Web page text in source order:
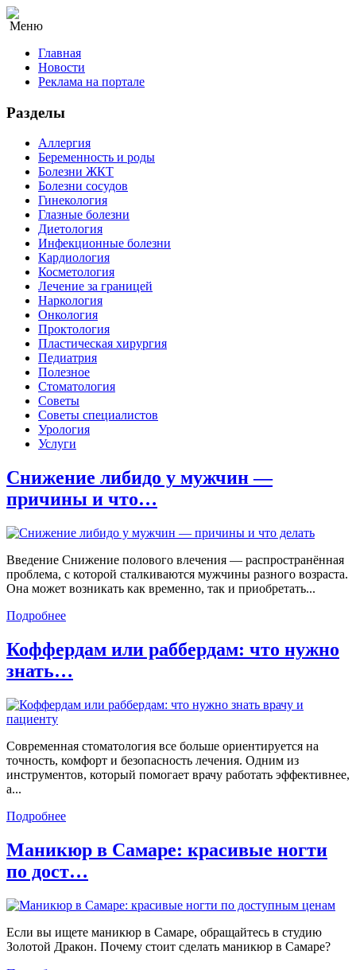
Меню
Главная
Новости
Реклама на портале
Разделы
Аллергия
Беременность и роды
Болезни ЖКТ
Болезни сосудов
Гинекология
Глазные болезни
Диетология
Инфекционные болезни
Кардиология
Косметология
Лечение за границей
Наркология
Онкология
Проктология
Пластическая хирургия
Педиатрия
Полезное
Стоматология
Советы
Советы специалистов
Урология
Услуги
Снижение либидо у мужчин —
причины и что…
Введение Снижение полового влечения — распространённая
проблема, с которой сталкиваются мужчины разного возраста.
Она может возникать как временно, так и приобретать...
Подробнее
Коффердам или раббердам: что нужно
знать…
Современная стоматология все больше ориентируется на
точность, комфорт и безопасность лечения. Одним из
инструментов, который помогает врачу работать эффективнее,
а...
Подробнее
Маникюр в Самаре: красивые ногти
по дост…
Если вы ищете маникюр в Самаре, обращайтесь в студию
Золотой Дракон. Почему стоит сделать маникюр в Самаре?